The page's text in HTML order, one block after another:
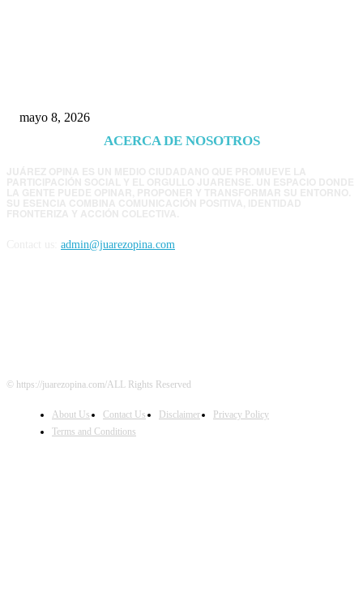
mayo 8, 2026
ACERCA DE NOSOTROS
admin@juarezopina.com
© https://juarezopina.com/ALL Rights Reserved
About Us Contact Us Disclaimer
Privacy Policy
Terms and Conditions